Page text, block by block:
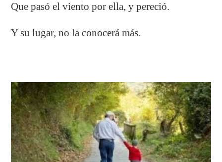
Que pasó el viento por ella, y pereció.
Y su lugar, no la conocerá más.